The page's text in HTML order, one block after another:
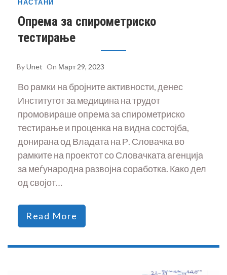
НАСТАНИ
Опрема за спирометриско
тестирање
ByUnet On Март 29, 2023
Во рамки на бројните активности, денес
Институтот за медицина на трудот
промовираше опрема за спирометриско
тестирање и проценка на видна состојба,
донирана од Владата на Р. Словачка во
рамките на проектот со Словачката агенција
за меѓународна развојна соработка. Како дел
од својот…
Read More